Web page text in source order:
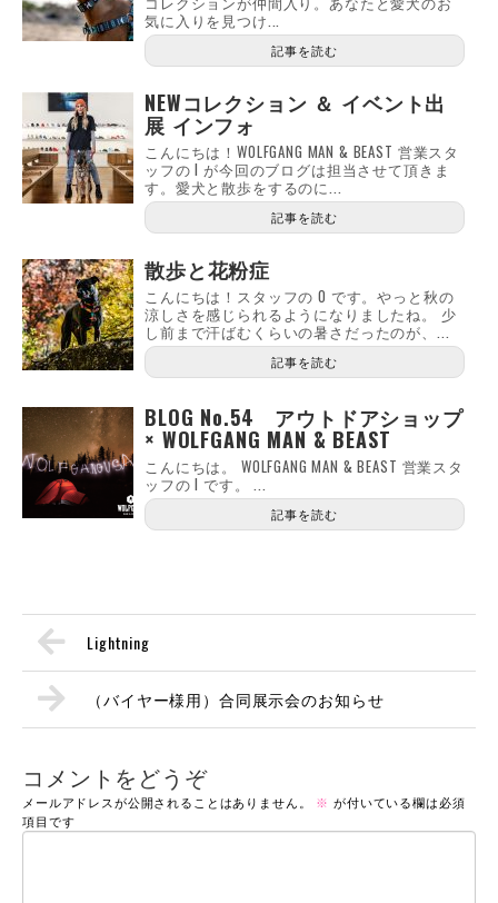
気に入りを見つけ...
記事を読む
NEWコレクション ＆ イベント出
展 インフォ
こんにちは！WOLFGANG MAN & BEAST 営業スタ
ッフの I が今回のブログは担当させて頂きま
す。愛犬と散歩をするのに...
記事を読む
散歩と花粉症
こんにちは！スタッフの O です。やっと秋の
涼しさを感じられるようになりましたね。 少
し前まで汗ばむくらいの暑さだったのが、...
記事を読む
BLOG No.54 アウトドアショップ
× WOLFGANG MAN & BEAST
こんにちは。 WOLFGANG MAN & BEAST 営業スタ
ッフの I です。 ...
記事を読む
Lightning
（バイヤー様用）合同展示会のお知らせ
コメントをどうぞ
メールアドレスが公開されることはありません。 ※ が付いている欄は必須
項目です